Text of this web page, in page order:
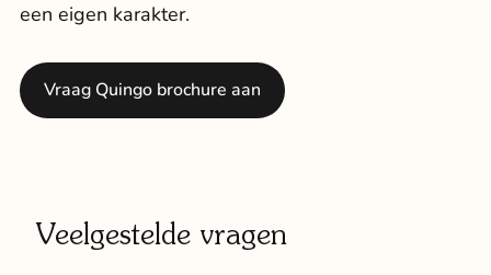
een eigen karakter.
Vraag Quingo brochure aan
Veelgestelde vragen